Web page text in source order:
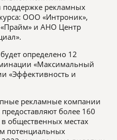
поддержке рекламных
ООО «Интроник»,
и АНО Центр
определено 12
«Максимальный
«Эффективность и
рекламные компании
более 160
общественных местах
потенциальных